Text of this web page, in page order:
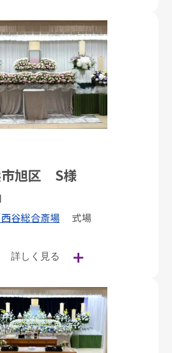
市旭区 S様
谷総合斎場 式場
詳しく見る